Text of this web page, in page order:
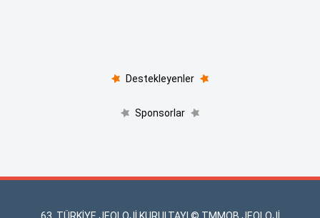
Destekleyenler
Sponsorlar
63. TÜRKİYE JEOLOJİ KURULTAYI © TMMOB JEOLOJİ